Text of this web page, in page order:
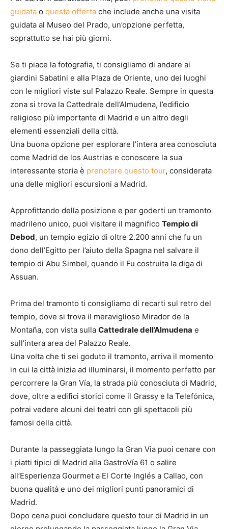
guidata o questa offerta che include anche una visita
guidata al Museo del Prado, un’opzione perfetta,
soprattutto se hai più giorni.
Se ti piace la fotografia, ti consigliamo di andare ai
giardini Sabatini e alla Plaza de Oriente, uno dei luoghi
con le migliori viste sul Palazzo Reale. Sempre in questa
zona si trova la Cattedrale dell’Almudena, l’edificio
religioso più importante di Madrid e un altro degli
elementi essenziali della città.
Una buona opzione per esplorare l’intera area conosciuta
come Madrid de los Austrias e conoscere la sua
interessante storia è prenotare questo tour, considerata
una delle migliori escursioni a Madrid.
Approfittando della posizione e per goderti un tramonto
madrileno unico, puoi visitare il magnifico Tempio di
Debod, un tempio egizio di oltre 2.200 anni che fu un
dono dell’Egitto per l’aiuto della Spagna nel salvare il
tempio di Abu Simbel, quando il Fu costruita la diga di
Assuan.
Prima del tramonto ti consigliamo di recarti sul retro del
tempio, dove si trova il meraviglioso Mirador de la
Montaña, con vista sulla Cattedrale dell’Almudena e
sull’intera area del Palazzo Reale.
Una volta che ti sei goduto il tramonto, arriva il momento
in cui la città inizia ad illuminarsi, il momento perfetto per
percorrere la Gran Vía, la strada più conosciuta di Madrid,
dove, oltre a edifici storici come il Grassy e la Telefónica,
potrai vedere alcuni dei teatri con gli spettacoli più
famosi della città.
Durante la passeggiata lungo la Gran Via puoi cenare con
i piatti tipici di Madrid alla GastroVía 61 o salire
all’Esperienza Gourmet a El Corte Inglés a Callao, con
buona qualità e uno dei migliori punti panoramici di
Madrid.
Dopo cena puoi concludere questo tour di Madrid in un